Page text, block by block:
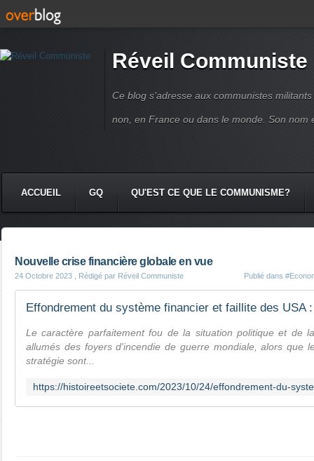
Réveil Communiste
Ce blog s'adresse aux communistes
non, en France ou dans le monde. Son nom
ACCUEIL GQ QU'EST CE QUE LE COMMUNISME?
Nouvelle crise financière globale en vue
24 Octobre 2023 , Rédigé par Réveil Communiste Publié dans
Le caractère parfaitement fou de la situation politique et de
allumés des foyers d'incendie de guerre mondiale, alors que
stratégie sont...